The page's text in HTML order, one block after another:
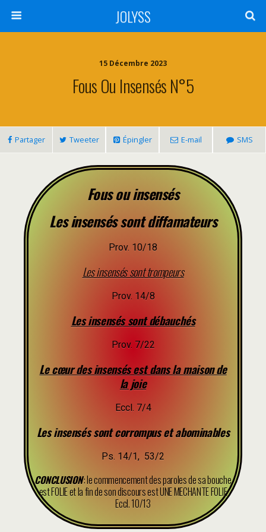
JOLYSS
15 Décembre 2023
Fous Ou Insensés N°5
Partager Tweeter Épingler E-mail SMS
Fous ou insensés
Les insensés sont diffamateurs
Prov. 10/18
Les insensés sont trompeurs
Prov. 14/8
Les insensés sont débauchés
Prov. 7/22
Le cœur des insensés est dans la maison de
la joie
Eccl. 7/4
Les insensés sont corrompus et abominables
Ps. 14/1, 53/2
CONCLUSION: le commencement des paroles de sa bouche
est FOLIE et la fin de son discours est UNE MECHANTE FOLIE
Eccl. 10/13